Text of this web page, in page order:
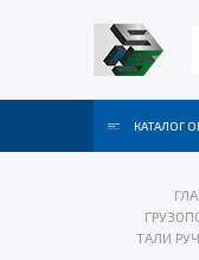
КАТАЛОГ
ТАЛИ